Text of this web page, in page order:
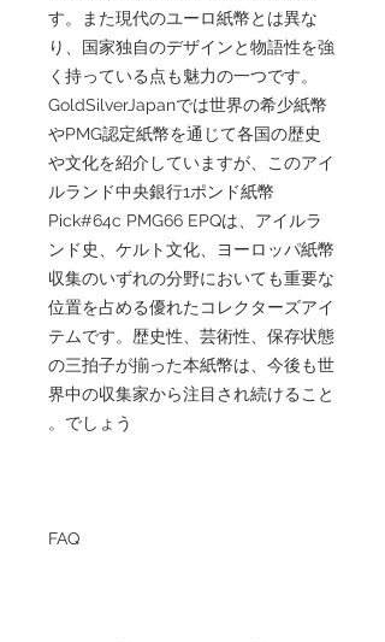
す。また現代のユーロ紙幣とは異な
り、国家独自のデザインと物語性を強
く持っている点も魅力の一つです。
GoldSilverJapanでは世界の希少紙幣
やPMG認定紙幣を通じて各国の歴史
や文化を紹介していますが、このアイ
ルランド中央銀行1ポンド紙幣
Pick#64c PMG66 EPQは、アイルラ
ンド史、ケルト文化、ヨーロッパ紙幣
収集のいずれの分野においても重要な
位置を占める優れたコレクターズアイ
テムです。歴史性、芸術性、保存状態
の三拍子が揃った本紙幣は、今後も世
界中の収集家から注目され続けること
でしょう。
FAQ